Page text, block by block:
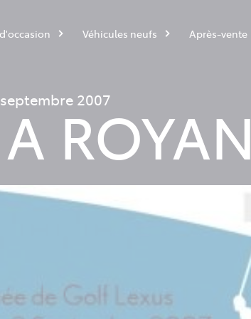
Véhicules neufs Après-vente
2007
ROYAN